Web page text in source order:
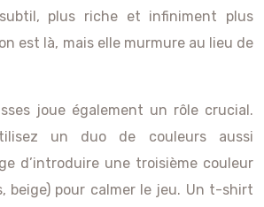
plus riche et infiniment plus
est là, mais elle murmure au lieu de
joue également un rôle crucial.
un duo de couleurs aussi
d’introduire une troisième couleur
beige) pour calmer le jeu. Un t-shirt